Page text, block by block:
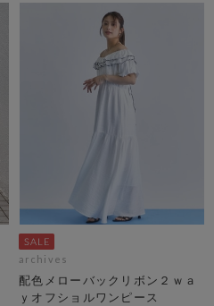
archives
配色メローバックリボン２ｗａ
ｙオフショルワンピース